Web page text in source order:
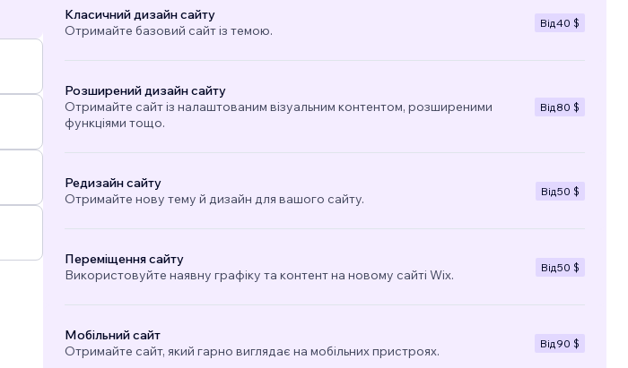
Класичний дизайн сайту
Отримайте базовий сайт із темою.
Від40 $
Розширений дизайн сайту
Отримайте сайт із налаштованим візуальним контентом, розширеними
функціями тощо.
Від 80 $
Редизайн сайту
Отримайте нову тему й дизайн для вашого сайту.
Від50 $
Переміщення сайту
Використовуйте наявну графіку та контент на новому сайті Wix.
Від50 $
Мобільний сайт
Отримайте сайт, який гарно виглядає на мобільних пристроях.
Від 90 $